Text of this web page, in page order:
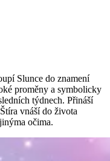
Slunce do znamení
proměny a symbolicky
týdnech. Přináší
vnáší do života
očima.